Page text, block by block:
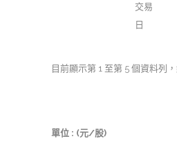
交易
日
目前顯示第 1 至第 5 個資料列
單位 : (元/股)